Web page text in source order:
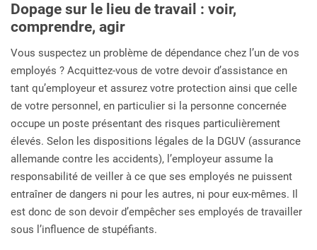
Dopage sur le lieu de travail : voir,
comprendre, agir
Vous suspectez un problème de dépendance chez l’un de vos
employés ? Acquittez-vous de votre devoir d’assistance en
tant qu’employeur et assurez votre protection ainsi que celle
de votre personnel, en particulier si la personne concernée
occupe un poste présentant des risques particulièrement
élevés. Selon les dispositions légales de la DGUV (assurance
allemande contre les accidents), l’employeur assume la
responsabilité de veiller à ce que ses employés ne puissent
entraîner de dangers ni pour les autres, ni pour eux-mêmes. Il
est donc de son devoir d’empêcher ses employés de travailler
sous l’influence de stupéfiants.